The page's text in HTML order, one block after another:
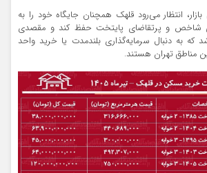
انتظار می‌رود قلهک همچنان جایگاه خود را به
شاخص و پرتقاضای پایتخت حفظ کند و مقصدی
که به دنبال سرمایه‌گذاری بلندمدت یا خرید واحد
مناطق تهران هستند.